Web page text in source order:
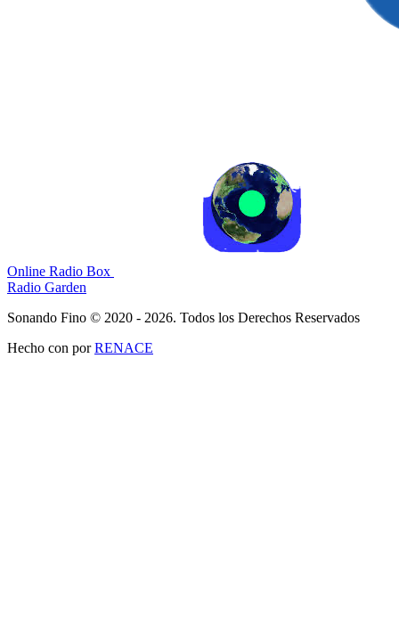
Online Radio Box
Radio Garden
Sonando Fino © 2020 - 2026. Todos los Derechos Reservados
Hecho con porRENACE